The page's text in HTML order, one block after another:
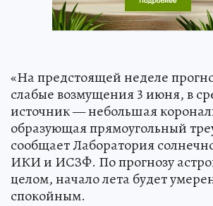
«На предстоящей неделе
слабые возмущения 3 июня, в
источник — небольшая
образующая прямоугольный
сообщает Лаборатория
ИКИ и ИСЗФ. По прогнозу
целом, начало лета будет
спокойным.